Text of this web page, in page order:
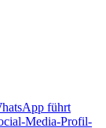
führt
Media-Profil-